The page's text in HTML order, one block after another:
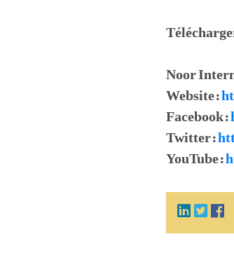
Noor
Website:
Facebook:
Twitter:
YouTube: